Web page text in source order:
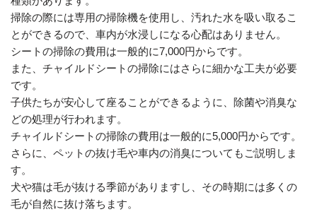
掃除の際には専用の掃除機を使用し、汚れた水を吸い取るこ
とができるので、車内が水浸しになる心配はありません。
シートの掃除の費用は一般的に7,000円からです。
また、チャイルドシートの掃除にはさらに細かな工夫が必要
です。
子供たちが安心して座ることができるように、除菌や消臭な
どの処理が行われます。
チャイルドシートの掃除の費用は一般的に5,000円からです。
さらに、ペットの抜け毛や車内の消臭についてもご説明しま
す。
犬や猫は毛が抜ける季節がありますし、その時期には多くの
毛が自然に抜け落ちます。